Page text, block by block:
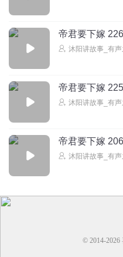
帝君要下嫁
沐阳讲故事_有
帝君要下嫁
沐阳讲故事_有
帝君要下嫁
沐阳讲故事_有
© 2014-2026